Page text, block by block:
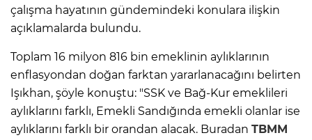
çalışma hayatının gündemindeki konulara ilişkin
açıklamalarda bulundu.
Toplam 16 milyon 816 bin emeklinin aylıklarının
enflasyondan doğan farktan yararlanacağını belirten
Işıkhan, şöyle konuştu: "SSK ve Bağ-Kur emeklileri
aylıklarını farklı, Emekli Sandığında emekli olanlar ise
aylıklarını farklı bir orandan alacak. Buradan TBMM